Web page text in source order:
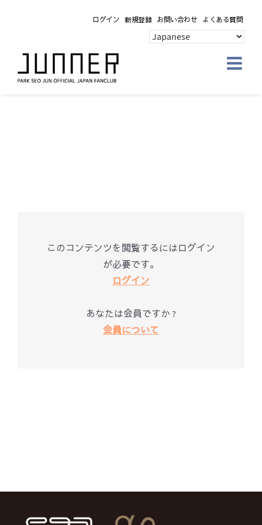
ログイン 新規登録 お問い合わせ よくある質問
このコンテンツを閲覧するにはログイン
が必要です。
ログイン
あなたは会員ですか ?
会員について